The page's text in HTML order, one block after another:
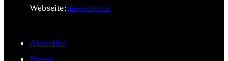
Webseite:the-echo.de
Aktuelles